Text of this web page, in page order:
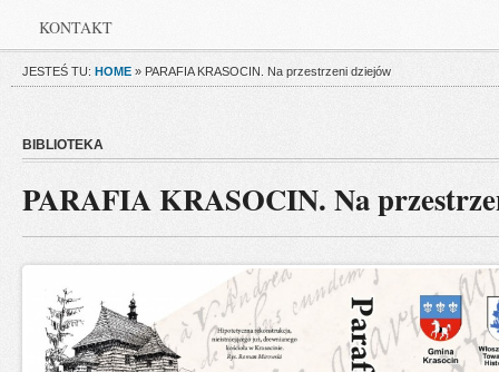
KONTAKT
JESTEŚ TU: HOME » PARAFIA KRASOCIN. Na przestrzeni dziejów
BIBLIOTEKA
PARAFIA KRASOCIN. Na